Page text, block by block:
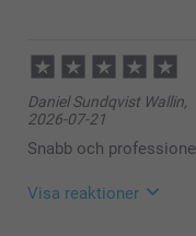
11:51
Hej Nadja,
Wow – stort tack
Det betyder
skriva om din
oss 😊
Varmaste
Kirsi
Daniel Sundqvist Wallin,
2026-07-21
Snabb och
Visa reaktioner